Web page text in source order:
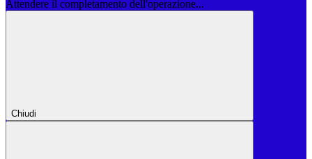
Attendere il completamento dell'operazione...
Chiudi